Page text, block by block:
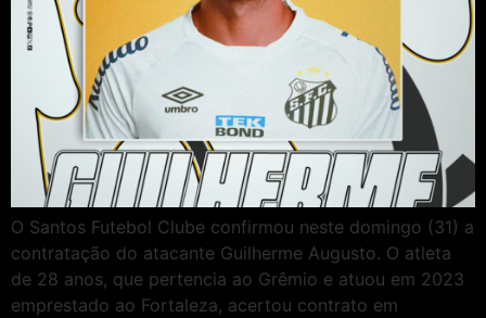
O Santos Futebol Clube confirmou neste domingo (31) a
contratação do atacante Guilherme Augusto. O atleta
de 28 anos, que pertencia ao Grêmio e atuou em 2023
emprestado ao Fortaleza, acertou contrato em